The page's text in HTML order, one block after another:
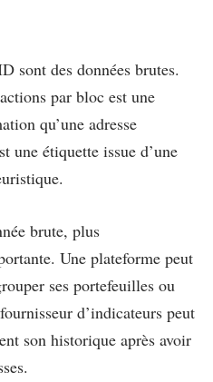
sont des données brutes.
par bloc est une
qu’une adresse
une étiquette issue d’une
brute, plus
Une plateforme peut
ses portefeuilles ou
d’indicateurs peut
son historique après avoir